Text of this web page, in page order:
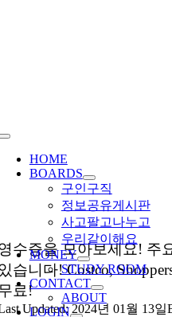
Toggle
Navigation
HOME
BOARDS
구인구직
정보공유게시판
사고팔고나누고
우리같이해요
MONEY
STUDY ROOM
CONTACT
ABOUT
LOGIN
수증을 모아보세요! 주
습니다! Costco,
료!
Updated: 2024년 01월 13일